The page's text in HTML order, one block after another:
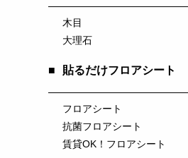
木目
大理石
■ 貼るだけフロアシート
フロアシート
抗菌フロアシート
賃貸OK！フロアシート